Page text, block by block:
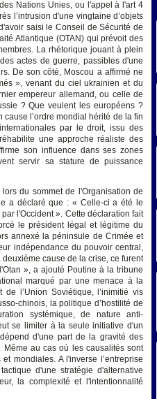
Nations Unies, ou l'appel à l'art 4
l’intrusion d'une vingtaine d’objets
saisi le Conseil de Sécurité de
Atlantique (OTAN) qui prévoit des
La rhétorique jouant à plein
actes de guerre, passibles d'une
De son côté, Moscou a affirmé ne
», venant du ciel ukrainien et du
empereur allemand, ou celle de
? Que veulent les européens ?
l’ordre mondial hérité de la fin
par le droit, issu des
une approche réaliste des
son influence dans ses zones
servir sa stature de puissance
du sommet de l'Organisation de
a déclaré que : « Celle-ci a été le
l'Occident ». Cette déclaration fait
le président légal et légitime du
annexé la péninsule de Crimée et
indépendance du pouvoir central,
cause de la crise, ce furent
», a ajouté Poutine à la tribune
marqué par une menace à la
de l’Union Soviétique, l’inimitié vis
chinois, la politique d’hostilité de
systémique, de nature anti-
se limiter à la seule initiative d'un
d'une part de la gravité des
au cas où les causalités sont
mondiales. A l'inverse l’entreprise
d'une stratégie d'alternative
la complexité et l'intentionnalité